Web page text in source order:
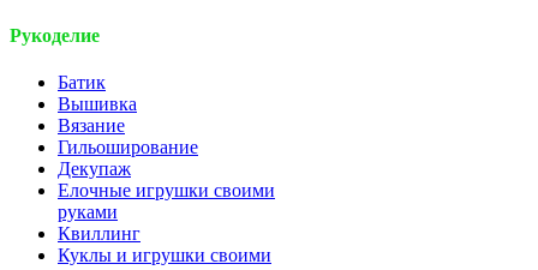
Рукоделие
Батик
Вышивка
Вязание
Гильоширование
Декупаж
Елочные игрушки своими
руками
Квиллинг
Куклы и игрушки своими